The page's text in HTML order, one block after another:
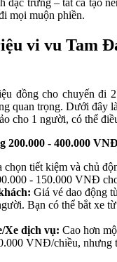
mọi muộn phiền.
vi vu Tam
đồng cho chuyến đi
quan trọng. Dưới đây
cho 1 người, có thể
200.000 - 400.000
chọn tiết kiệm và chủ
- 150.000 VNĐ
Giá vé dao động
Bạn có thể bắt xe
Xe dịch vụ: Cao hơn
VNĐ/chiều, nhưng